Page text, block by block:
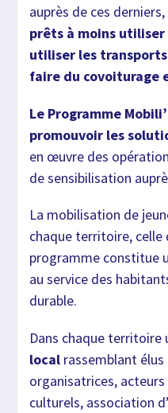
auprès de ces derniers,
prêts à moins
utiliser les
faire du covoiturage
Le Programme
promouvoir les
en œuvre des
de sensibilisation
La mobilisation de
chaque territoire, celle
programme constitue
au service des
durable.
Dans chaque territoire
local rassemblant
organisatrices,
culturels, association